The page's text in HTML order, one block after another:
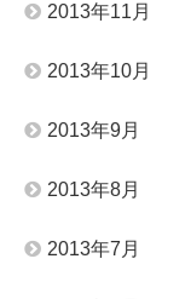
2013年11月
2013年10月
2013年9月
2013年8月
2013年7月